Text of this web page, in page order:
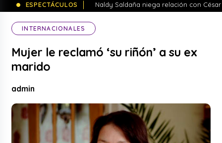
ESPECTÁCULOS
Naldy Saldaña niega relación con
INTERNACIONALES
Mujer le reclamó ‘su riñón’ a su ex
marido
admin